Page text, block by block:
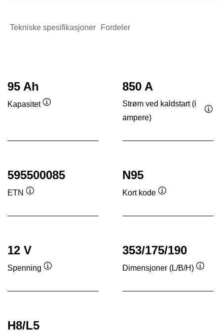
Tekniske spesifikasjoner Fordeler
95 Ah
Kapasitet
850 A
Strøm ved kaldstart (i
ampere)
595500085
ETN
N95
Kort kode
12 V
Spenning
353/175/190
Dimensjoner (L/B/H)
H8/L5